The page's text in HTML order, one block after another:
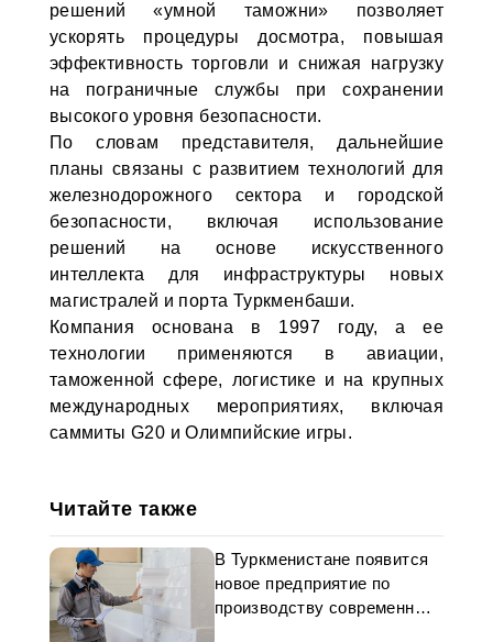
решений «умной таможни» позволяет
ускорять процедуры досмотра, повышая
эффективность торговли и снижая нагрузку
на пограничные службы при сохранении
высокого уровня безопасности.
По словам представителя, дальнейшие
планы связаны с развитием технологий для
железнодорожного сектора и городской
безопасности, включая использование
решений на основе искусственного
интеллекта для инфраструктуры новых
магистралей и порта Туркменбаши.
Компания основана в 1997 году, а ее
технологии применяются в авиации,
таможенной сфере, логистике и на крупных
международных мероприятиях, включая
саммиты G20 и Олимпийские игры.
Читайте также
В Туркменистане появится
новое предприятие по
производству современных
стройматериалов